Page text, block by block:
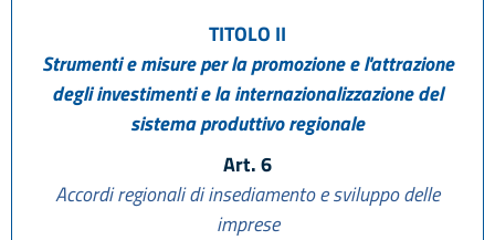
TITOLO II
Strumenti e misure per la promozione e l'attrazione
degli investimenti e la internazionalizzazione del
sistema produttivo regionale
Art. 6
Accordi regionali di insediamento e sviluppo delle
imprese